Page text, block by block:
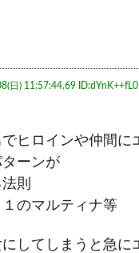
日) 11:57:44.69 ID:dYnK++fL0
ヒロインや仲間に
ーンが
則
１のマルティナ等
してしまうと急に